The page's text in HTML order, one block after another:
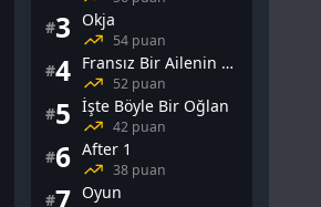
#3 Okja
54 puan
#4 Fransız Bir Ailenin Cinsel Yaşamı
52 puan
#5 İşte Böyle Bir Oğlan
42 puan
#6 After 1
38 puan
#7 Oyun